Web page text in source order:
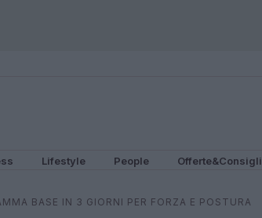
Lifestyle People Offerte&Consigli
BASE IN 3 GIORNI PER FORZA E POSTURA